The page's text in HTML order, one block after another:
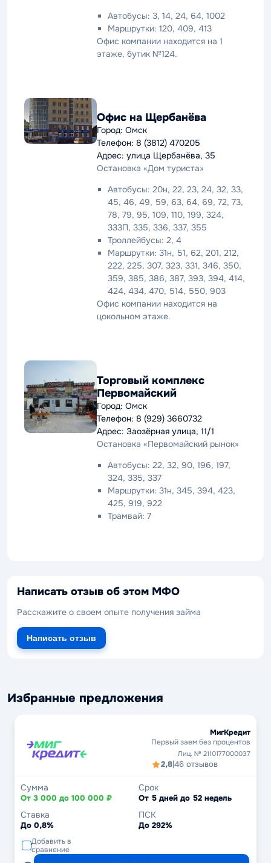
Автобусы: 3, 14, 24, 64, 1002
Маршрутки: 120, 409, 413
Офис компании находится на 1
этаже, бутик №124.
Офис на Щербанёва
Город: Омск
Телефон: 8 (3812) 470205
Адрес: улица Щербанёва, 35
Остановка «Дом туриста»
Автобусы: 20н, 22, 23, 24, 32, 33,
45, 46, 49, 59, 63, 64, 69, 72, 73,
78, 79, 95, 109, 110, 199, 324,
333П, 335, 336, 337, 355
Троллейбусы: 2, 4
Маршрутки: 31н, 51, 62, 201, 212,
222, 225, 307, 323, 331, 346, 350,
359, 385, 386, 387, 393, 394, 414,
424, 434, 470, 514, 550, 903
Офис компании находится на
цокольном этаже.
Торговый комплекс
Первомайский
Город: Омск
Телефон: 8 (929) 3660732
Адрес: Заозёрная улица, 11/1
Остановка «Первомайский рынок»
Автобусы: 22, 32, 90, 196, 197,
324, 335, 337
Маршрутки: 31н, 345, 394, 423,
425, 919, 922
Трамвай: 7
Написать отзыв об этом МФО
Расскажите о своем опыте получения займа
Написать отзыв
Избранные предложения
МигКредит
Первый заем без процентов
Лиц. № 2110177000037
2,8|46 отзывов
Сумма
От 3 000 до 100 000 ₽
Срок
От 5 дней до 52 недель
Ставка
До 0,8%
ПСК
До 292%
Добавить в
сравнение